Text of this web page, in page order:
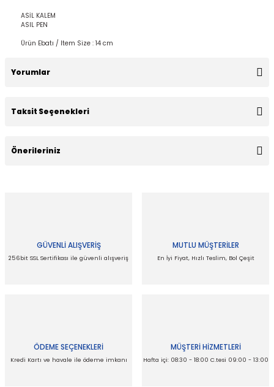
ASİL KALEM
ASIL PEN
Ürün Ebatı / Item Size : 14 cm
Yorumlar
Taksit Seçenekleri
Önerileriniz
Ürün resmi kalitesiz, bozuk veya görüntülenemiyor.
GÜVENLİ ALIŞVERİŞ
256bit SSL Sertifikası ile güvenli alışveriş
MUTLU MÜŞTERİLER
En İyi Fiyat, Hızlı Teslim, Bol Çeşit
ÖDEME SEÇENEKLERİ
Kredi Kartı ve havale ile ödeme imkanı
MÜŞTERİ HİZMETLERİ
Hafta içi: 08:30 - 18:00 C.tesi 09:00 - 13:00